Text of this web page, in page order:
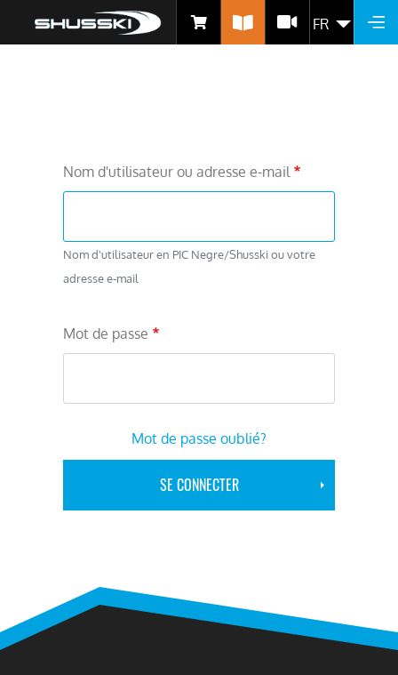
contenu
FR
Nom d'utilisateur ou adresse e-mail
Nom d'utilisateur en PIC Negre/Shusski ou votre
adresse e-mail
Mot de passe
Mot de passe oublié?